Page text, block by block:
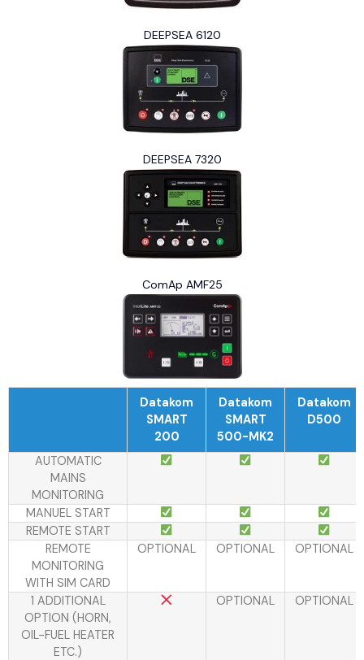
DEEPSEA 6120
DEEPSEA 7320
ComAp AMF25
Datakom
SMART
200
Datakom
SMART
500-MK2
Datakom
D500
AUTOMATIC
MAINS
MONITORING
MANUEL START
REMOTE START
REMOTE
MONITORING
WITH SIM CARD
OPTIONAL OPTIONAL OPTIONAL
1 ADDITIONAL
OPTION (HORN,
OIL-FUEL HEATER
ETC.)
OPTIONAL OPTIONAL